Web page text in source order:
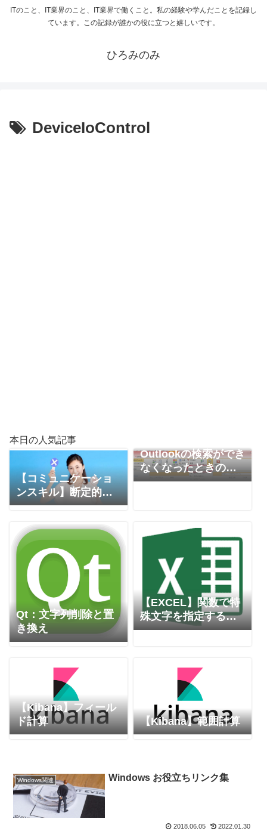
ITのこと、IT業界のこと、IT業界で働くこと。私の経験や学んだことを記録し
ています。この記録が誰かの役に立つと嬉しいです。
ひろみのみ
DeviceIoControl
本日の人気記事
【コミュニケーショ
ンスキル】断定的な
表現を避ける
Outlookの検索ができ
なくなったときの対
応方法
Qt：文字列削除と置
き換え
【EXCEL】関数で特
殊文字を指定する方
法
【Kibana】フィール
ド計算
【Kibana】範囲計算
Windows関連 Windows お役立ちリンク集
2018.06.05 2022.01.30